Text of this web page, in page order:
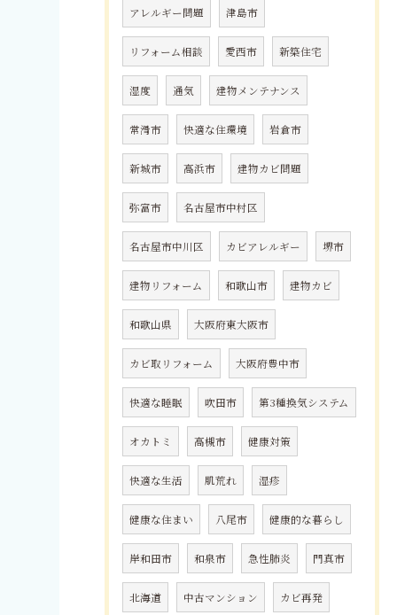
アレルギー問題 津島市
リフォーム相談 愛西市 新築住宅
湿度 通気 建物メンテナンス
常滑市 快適な住環境 岩倉市
新城市 高浜市 建物カビ問題
弥富市 名古屋市中村区
名古屋市中川区 カビアレルギー 堺市
建物リフォーム 和歌山市 建物カビ
和歌山県 大阪府東大阪市
カビ取リフォーム 大阪府豊中市
快適な睡眠 吹田市 第3種換気システム
オカトミ 高槻市 健康対策
快適な生活 肌荒れ 湿疹
健康な住まい 八尾市 健康的な暮らし
岸和田市 和泉市 急性肺炎 門真市
北海道 中古マンション カビ再発